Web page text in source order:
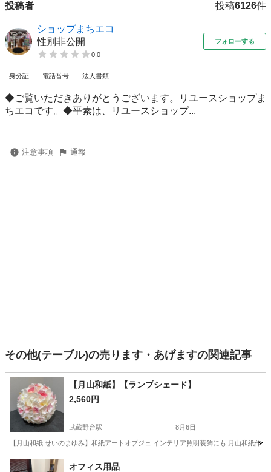
投稿者 投稿6126件
ショップまちエコ
性別非公開
0.0
フォローする
身分証 電話番号 法人書類
◆ご覧いただきありがとうございます。リユースショップま
ちエコです。◆平素は、リユースショップ...
注意事項 通報
その他(テーブル)の売ります・あげますの関連記事
【月山和紙】【ランプシェード】
2,560円
武蔵野台駅 8月6日
【月山和紙 せいのまゆみ】和紙アートオブジェ インテリア照明装飾にも 月山和紙作
東京 府中市 武蔵野台駅
オフィス用品